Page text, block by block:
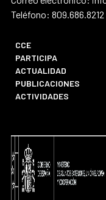
Teléfono: 809.686.8212
CCE
PARTICIPA
ACTUALIDAD
PUBLICACIONES
ACTIVIDADES